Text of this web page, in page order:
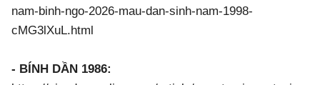
nam-binh-ngo-2026-mau-dan-sinh-nam-1998-
cMG3lXuL.html
- BÍNH DẦN 1986: